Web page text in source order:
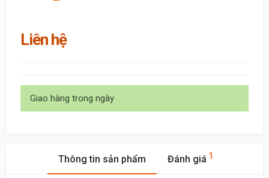
Liên hệ
Giao hàng trong ngày
Thông tin sản phẩm Đánh giá 1